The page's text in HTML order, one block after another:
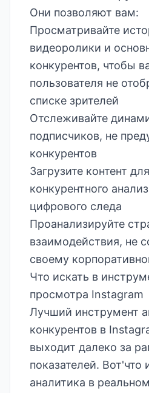
Они позволяют вам:
Просматривайте
видеоролики и
конкурентов, чтобы
пользователя не
списке зрителей
Отслеживайте
подписчиков, не
конкурентов
Загрузите контент
конкурентного
цифрового следа
Проанализируйте
взаимодействия, не
своему
Что искать в
просмотра Instagram
Лучший инструмент
конкурентов в
выходит далеко за
показателей. Вот'что
аналитика в